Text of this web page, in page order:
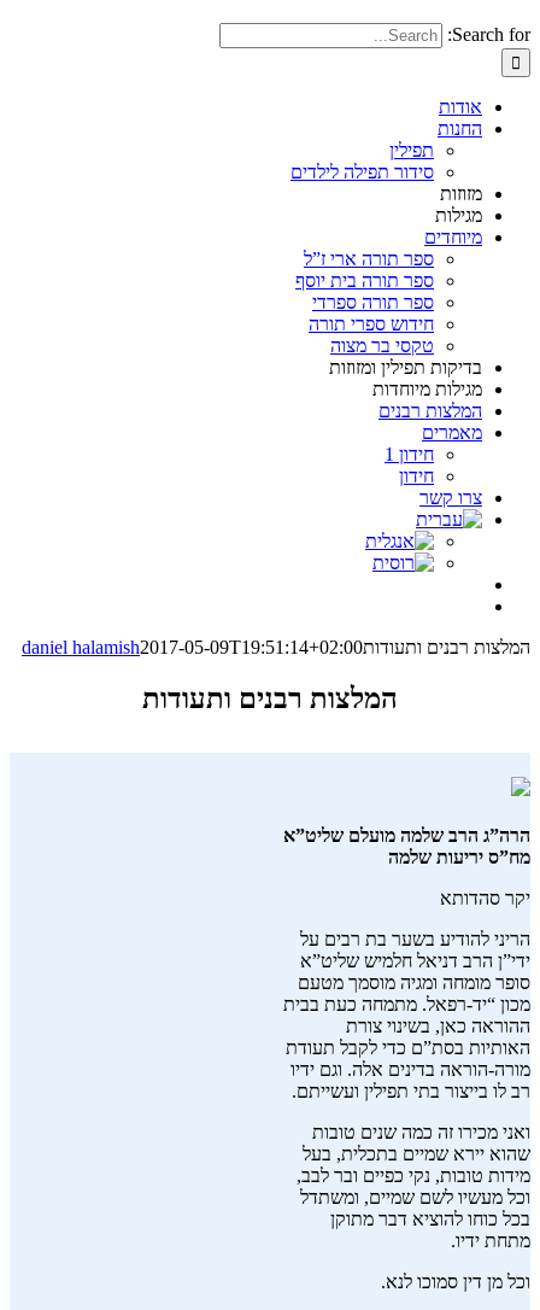
Search for:
אודות
החנות
תפילין
סידור תפילה לילדים
מזוזות
מגילות
מיוחדים
ספר תורה ארי ז”ל
ספר תורה בית יוסף
ספר תורה ספרדי
חידוש ספרי תורה
טקסי בר מצוה
בדיקות תפילין ומזוזות
מגילות מיוחדות
המלצות רבנים
מאמרים
חידון 1
חידון
צרו קשר
המלצות רבנים ותעודות daniel halamish2017-05-09T19:51:14+02:00
המלצות רבנים ותעודות
הרה”ג הרב שלמה מועלם שליט”א
מח”ס יריעות שלמה
יקר סהדותא
הריני להודיע בשער בת רבים על
ידי”ן הרב דניאל חלמיש שליט”א
סופר מומחה ומגיה מוסמך מטעם
מכון “יד-רפאל. מתמחה כעת בבית
ההוראה כאן, בשינוי צורת
האותיות בסת”ם כדי לקבל תעודת
מורה-הוראה בדינים אלה. וגם ידיו
רב לו בייצור בתי תפילין ועשייתם.
ואני מכירו זה כמה שנים טובות
שהוא יירא שמיים בתכלית, בעל
מידות טובות, נקי כפיים ובר לבב,
וכל מעשיו לשם שמיים, ומשתדל
בכל כוחו להוציא דבר מתוקן
מתחת ידיו.
וכל מן דין סמוכו לנא.